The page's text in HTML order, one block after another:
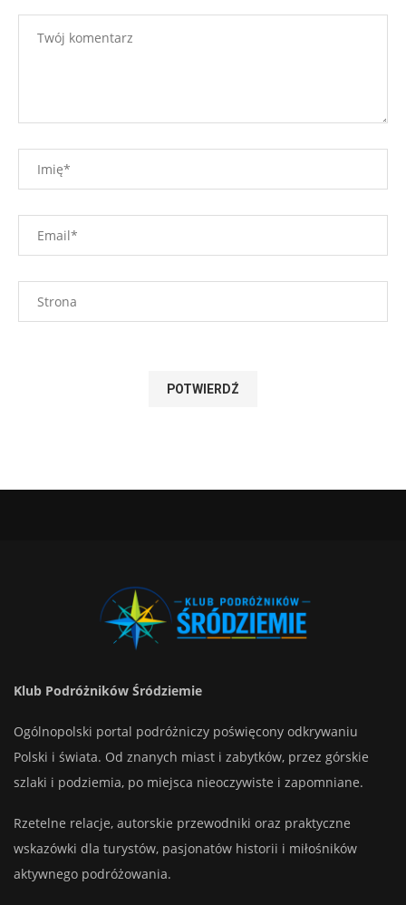
Klub Podróżników Śródziemie
Ogólnopolski portal podróżniczy poświęcony odkrywaniu
Polski i świata. Od znanych miast i zabytków, przez górskie
szlaki i podziemia, po miejsca nieoczywiste i zapomniane.
Rzetelne relacje, autorskie przewodniki oraz praktyczne
wskazówki dla turystów, pasjonatów historii i miłośników
aktywnego podróżowania.